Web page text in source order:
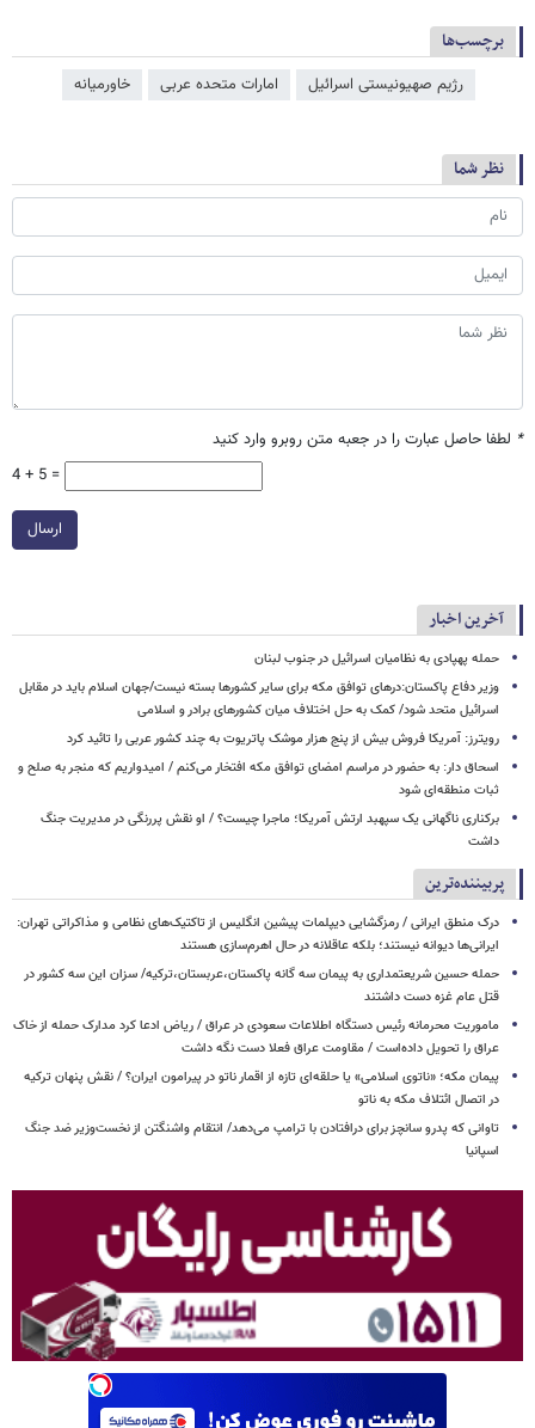
برچسب‌ها
رژیم صهیونیستی اسرائیل امارات متحده عربی خاورمیانه
نظر شما
* لطفا حاصل عبارت را در جعبه متن روبرو وارد کنید
4 + 5 =
ارسال
آخرین اخبار
حمله پهپادی به نظامیان اسرائیل در جنوب لبنان
وزیر دفاع پاکستان:درهای توافق مکه برای سایر کشورها بسته نیست/جهان اسلام باید در مقابل
اسرائیل متحد شود/ کمک به حل اختلاف میان کشورهای برادر و اسلامی
رویترز: آمریکا فروش بیش از پنج هزار موشک پاتریوت به چند کشور عربی را تائید کرد
اسحاق‌ دار: به حضور در مراسم امضای توافق مکه افتخار می‌کنم / امیدواریم که منجر به صلح و
ثبات منطقه‌ای شود
برکناری ناگهانی یک سپهبد ارتش آمریکا؛ ماجرا چیست؟ / او نقش پررنگی در مدیریت جنگ
داشت
پربیننده‌ترین
درک منطق ایرانی / رمزگشایی دیپلمات پیشین انگلیس از تاکتیک‌های نظامی و مذاکراتی تهران:
ایرانی‌ها دیوانه نیستند؛ بلکه عاقلانه در حال اهرم‌سازی هستند
حمله حسین شریعتمداری به پیمان سه گانه پاکستان،عربستان،ترکیه/ سزان این سه کشور در
قتل عام غزه دست داشتند
ماموریت محرمانه رئیس دستگاه اطلاعات سعودی در عراق / ریاض ادعا کرد مدارک حمله از خاک
عراق را تحویل داده‌است / مقاومت عراق فعلا دست نگه داشت
پیمان مکه؛ «ناتوی اسلامی» یا حلقه‌ای تازه از اقمار ناتو در پیرامون ایران؟ / نقش پنهان ترکیه
در اتصال ائتلاف مکه به ناتو
تاوانی که پدرو سانچز برای درافتادن با ترامپ می‌دهد/ انتقام واشنگتن از نخست‌وزیر ضد جنگ
اسپانیا